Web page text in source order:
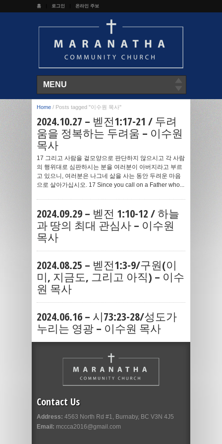
홈 로그인 온라인 주보
MENU
Home / Posts tagged "이수원 목사"
2024.10.27 – 벧전1:17-21 / 두려
움을 정복하는 두려움 – 이수원
목사
17 그리고 사람을 겉모양으로 판단하지 않으시고 각 사람
의 행위대로 심판하시는 분을 여러분이 아버지라고 부르
고 있으니, 여러분은 나그네 삶을 사는 동안 두려운 마음
으로 살아가십시오. 17 Since you call on a Father who...
2024.09.29 – 벧전 1:10-12 / 하늘
과 땅의 최대 관심사 – 이수원
목사
2024.08.25 – 벧전1:3-9/구원(이
미, 지금도, 그리고 아직) – 이수
원 목사
2024.06.16 – 시73:23-28/성도가
누리는 영광 – 이수원 목사
Contact Us
Address: 4563 North Rd #1, Burnaby, BC V3N 4J5
Email: mccca2016@gmail.com